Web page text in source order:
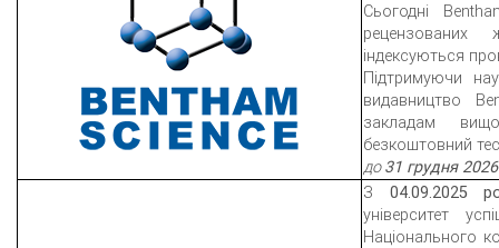
Сьогодні
рецензованих
індексуються
Підтримуючи
видавництво
закладам
безкоштовний
до31 грудня
З 04.09.2025
університет
Національного